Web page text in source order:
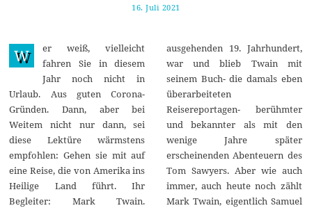
16. Juli 2021
u
i
2
0
2
1
W
er weiß, vielleicht
fahren Sie in diesem
Jahr noch nicht in
Urlaub. Aus guten Corona-
Gründen. Dann, aber bei
Weitem nicht nur dann, sei
diese Lektüre wärmstens
empfohlen: Gehen sie mit auf
eine Reise, die von Amerika ins
Heilige Land führt. Ihr
Begleiter: Mark Twain.
ausgehenden 19. Jahrhundert,
war und blieb Twain mit
seinem Buch- die damals eben
überarbeiteten
Reisereportagen- berühmter
und bekannter als mit den
wenige Jahre später
erscheinenden Abenteuern des
Tom Sawyers. Aber wie auch
immer, auch heute noch zählt
Mark Twain, eigentlich Samuel